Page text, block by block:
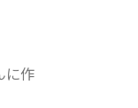
に作